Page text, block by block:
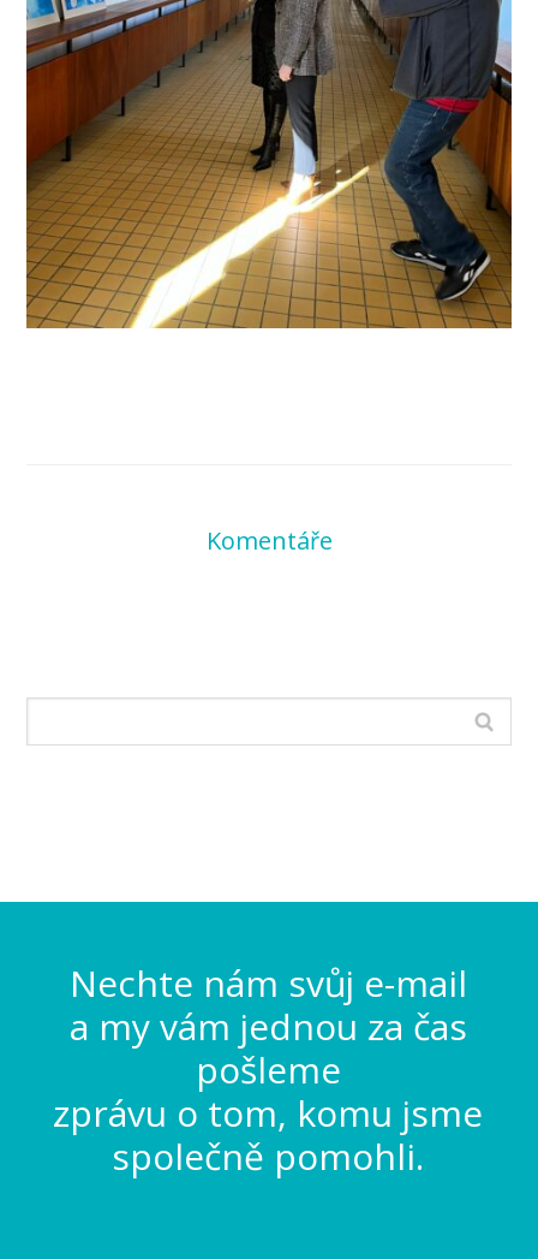
Komentáře
Nechte nám svůj e-mail
a my vám jednou za čas
pošleme
zprávu o tom, komu jsme
společně pomohli.